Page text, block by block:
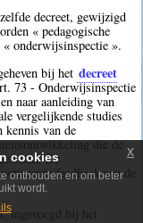
decreet, gewijzigd
« pedagogische
onderwijsinspectie ».
bij het decreet
73 - Onderwijsinspectie
naar aanleiding van
vergelijkende studies
van de
die de
De
feedback aan de
ingevoegd bij het
cookies
onthouden en om beter
wordt.
x